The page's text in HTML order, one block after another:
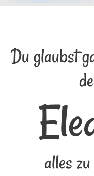
Du glaubst
alles